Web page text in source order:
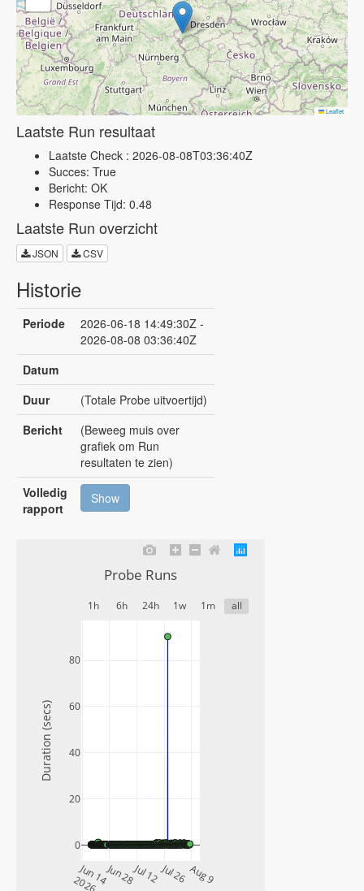
Leaflet
Laatste Run resultaat
Laatste Check : 2026-08-08T03:36:40Z
Succes: True
Bericht: OK
Response Tijd: 0.48
Laatste Run overzicht
JSON CSV
Historie
Periode
2026-06-18 14:49:30Z -
2026-08-08 03:36:40Z
Datum
Duur
(Totale Probe uitvoertijd)
Bericht
(Beweeg muis over
grafiek om Run
resultaten te zien)
Volledig
rapport
Show
Jun 14
2026 Jun 28Jul 12Jul 26Aug 9
0
20
40
60
80
1h 6h 24h 1w 1m all
Probe Runs
Duration (secs)